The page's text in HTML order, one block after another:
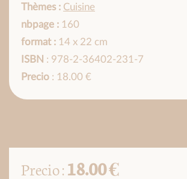
Thèmes : Cuisine
nbpage : 160
format : 14 x 22 cm
ISBN : 978-2-36402-231-7
Precio : 18.00 €
Precio :18.00 €